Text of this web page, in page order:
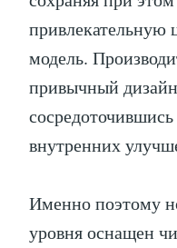
привлекательную
модель.
привычный
внутренних
Именно поэтому
уровня оснащен